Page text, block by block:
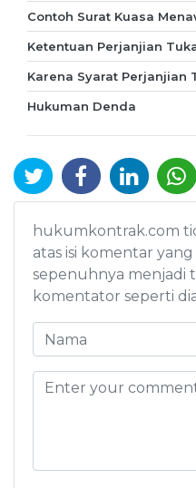
Contoh Surat Kuasa
Ketentuan Perjanjian
Karena Syarat Perjanjian
Hukuman Denda
hukumkontrak.com
atas isi komentar
sepenuhnya menjadi
komentator seperti